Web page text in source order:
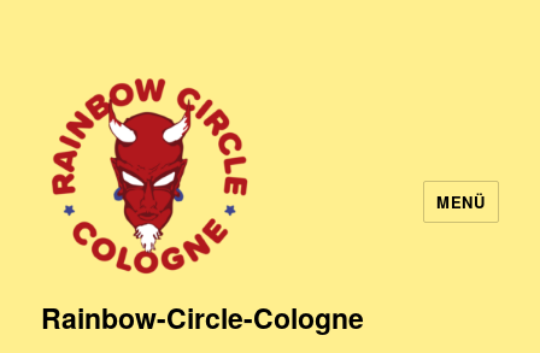
Rainbow-Circle-Cologne
MENÜ